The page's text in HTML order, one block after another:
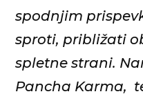
spodnjim
sproti, približati
spletne strani.
Pancha Karma,